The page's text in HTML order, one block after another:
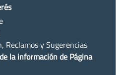
Reclamos y Sugerencias
la información de Página